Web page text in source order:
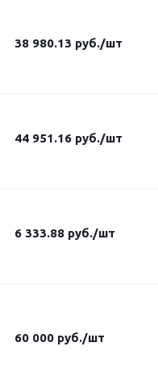
38 980.13 руб./шт
44 951.16 руб./шт
6 333.88 руб./шт
60 000 руб./шт